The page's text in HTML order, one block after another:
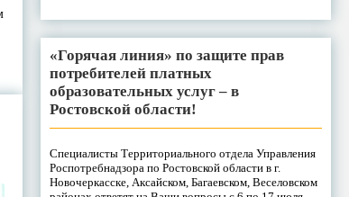
«Горячая линия» по защите прав
потребителей платных
образовательных услуг – в
Ростовской области!
Специалисты Территориального отдела Управления
Роспотребнадзора по Ростовской области в г.
Новочеркасске, Аксайском, Багаевском, Веселовском